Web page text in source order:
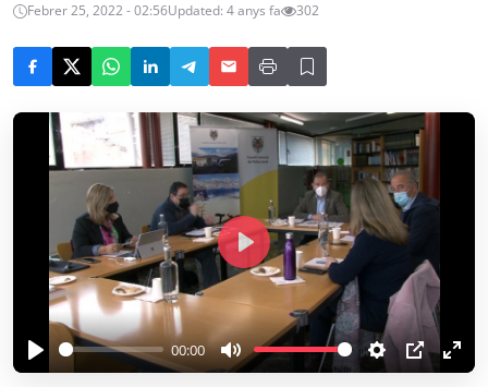
Febrer 25, 2022 - 02:56Updated: 4 anys fa 302
P
00:00
M
S
P
E
P
l
a
y